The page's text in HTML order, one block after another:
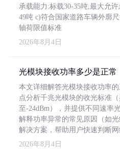
承载能力:标载30-35吨,最大允
49吨 c)符合国家道路车辆外廓尺
轴荷限值标准
2026年8月4日
光模块接收功率多少是正常
本文详细解答光模块接收功率
点分析千兆光模块的收光标准
至-24dBm），并提供不同速率
解释功率异常的常见原因（如
解决方案，帮助用户快速判断网
2026年8月4日